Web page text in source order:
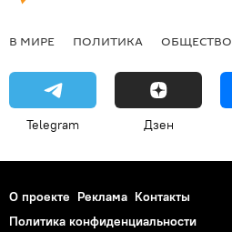
В МИРЕ ПОЛИТИКА ОБЩЕСТВО
Telegram Дзен
О проекте Реклама Контакты
Политика конфиденциальности